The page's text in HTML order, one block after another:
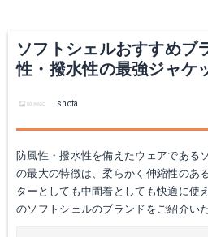
ソフトシェルおすすめブ
性・撥水性の最強ジャケ
shota
防風性・撥水性を備えたウェアである
の最大の特徴は、柔らかく伸縮性のあ
ターとしても中間着としても快適に使
のソフトシェルのブランドをご紹介い